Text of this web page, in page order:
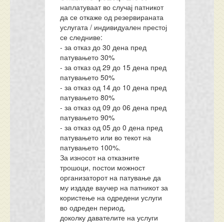
наплатуваат во случај патникот
да се откаже од резервираната
услугата / индивидуален престој
се следниве:
- за отказ до 30 дена пред
патувањето 30%
- за отказ од 29 до 15 дена пред
патувањето 50%
- за отказ од 14 до 10 дена пред
патувањето 80%
- за отказ од 09 до 06 дена пред
патувањето 90%
- за отказ од 05 до 0 дена пред
патувањето или во текот на
патувањето 100%.
За износот на отказните
трошоци, постои можност
организаторот на патување да
му издаде ваучер на патникот за
користење на одредени услуги
во одреден период,
доколку давателите на услуги